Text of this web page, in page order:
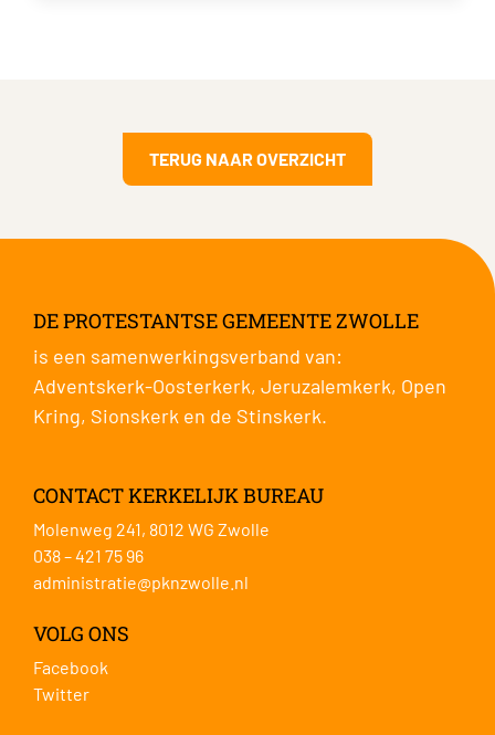
TERUG NAAR OVERZICHT
DE PROTESTANTSE GEMEENTE ZWOLLE
is een samenwerkingsverband van:
Adventskerk-Oosterkerk, Jeruzalemkerk, Open
Kring, Sionskerk en de Stinskerk.
CONTACT KERKELIJK BUREAU
Molenweg 241, 8012 WG Zwolle
038 – 421 75 96
administratie@pknzwolle.nl
VOLG ONS
Facebook
Twitter